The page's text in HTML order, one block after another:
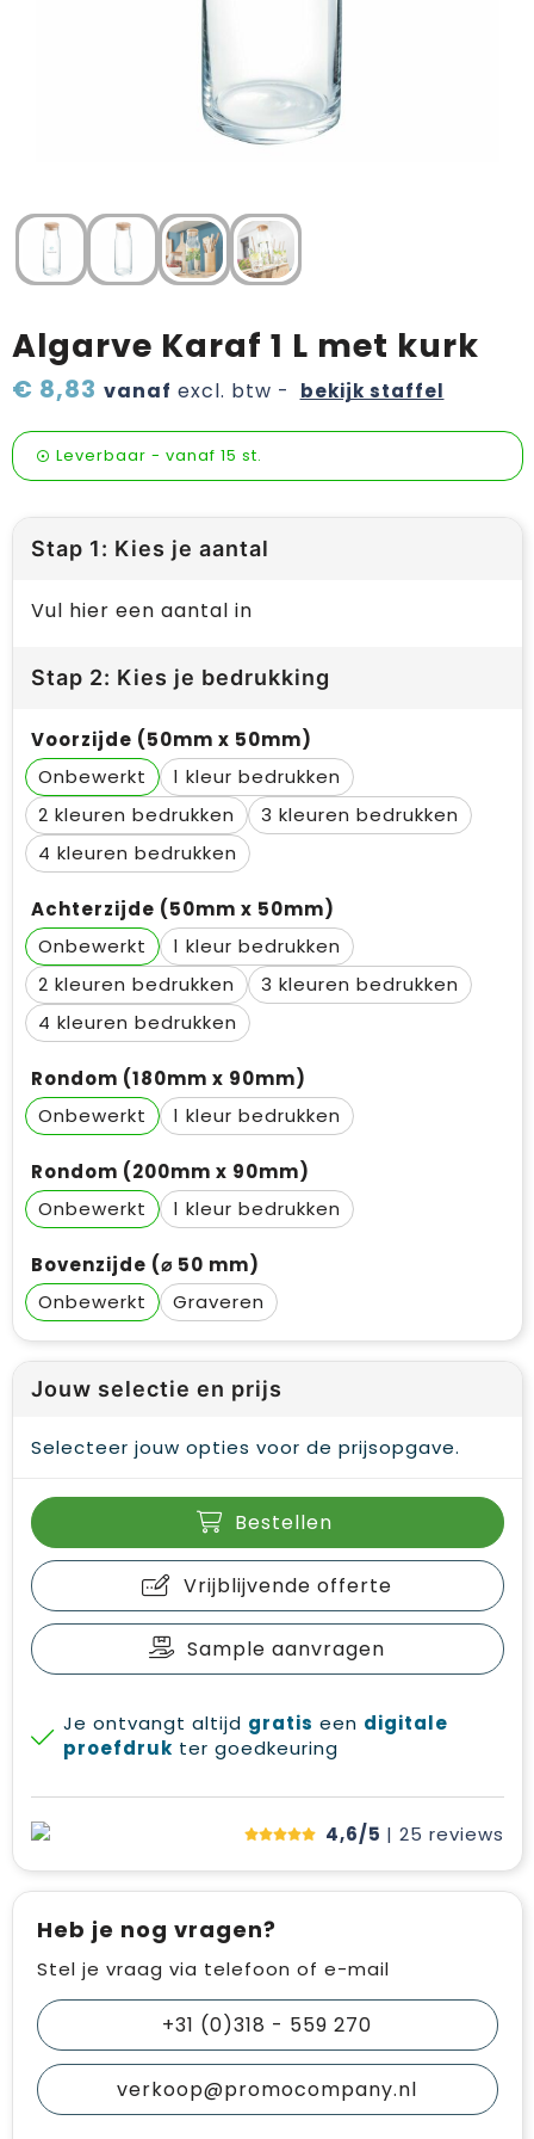
Verzorging & welness
Sinterklaas artikelen
Wijn, bier en proeverij
Zomerpakketten
Algarve Karaf 1 L met kurk
€ 8,83 vanaf excl. btw - bekijk staffel
Leverbaar - vanaf 15 st.
Stap 1: Kies je aantal
Vul hier een aantal in
Stap 2: Kies je bedrukking
Voorzijde (50mm x 50mm)
Onbewerkt
1
2
3
4
Achterzijde (50mm x 50mm)
Onbewerkt
1
2
3
4
Rondom (180mm x 90mm)
Onbewerkt
1
Rondom (200mm x 90mm)
Onbewerkt
1
Bovenzijde (⌀ 50 mm)
Onbewerkt
Graveren
Jouw selectie en prijs
Selecteer jouw opties voor de prijsopgave.
Bestellen
Vrijblijvende offerte
Sample aanvragen
Je ontvangt altijd gratis een digitale
proefdruk ter goedkeuring
4,6/5 | 25 reviews
Heb je nog vragen?
Stel je vraag via telefoon of e-mail
+31 (0)318 - 559 270
verkoop@promocompany.nl